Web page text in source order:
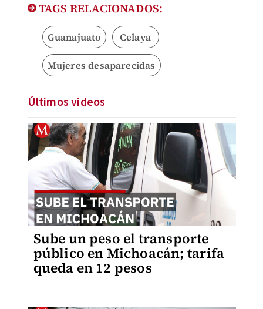
TAGS RELACIONADOS:
Guanajuato Celaya
Mujeres desaparecidas
Últimos videos
Sube un peso el transporte
público en Michoacán; tarifa
queda en 12 pesos